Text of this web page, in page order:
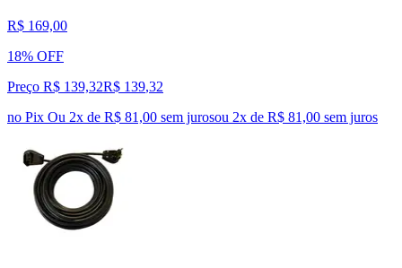
R$ 169,00
18% OFF
Preço R$ 139,32R$ 139,32
no Pix Ou 2x de R$ 81,00 sem jurosou 2x de R$ 81,00 sem juros